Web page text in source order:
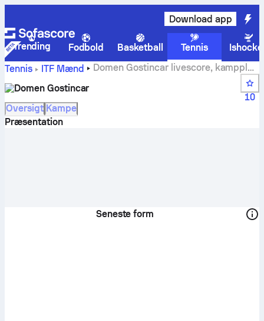
Download app
Trending Fodbold Basketball Tennis
Tennis
ITF Mænd
Domen Gostincar livescore, kampplan
Domen Gostincar
10
Oversigt Kampe
Præsentation
Seneste form